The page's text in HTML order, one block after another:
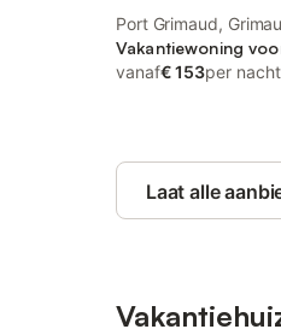
Port Grimaud,
Vakantiewoning
vanaf€ 153per nacht
Laat alle